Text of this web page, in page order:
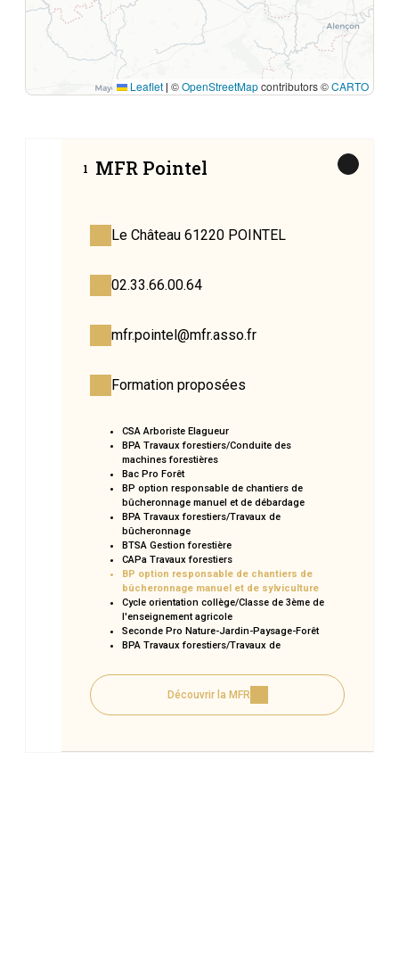
Leaflet ©OpenStreetMapcontributors ©CARTO
1 MFR Pointel
Le Château 61220 POINTEL
02.33.66.00.64
mfr.pointel@mfr.asso.fr
Formation proposées
CSA Arboriste Elagueur
BPA Travaux forestiers/Conduite des
machines forestières
Bac Pro Forêt
BP option responsable de chantiers de
bûcheronnage manuel et de débardage
BPA Travaux forestiers/Travaux de
bûcheronnage
BTSA Gestion forestière
CAPa Travaux forestiers
BP option responsable de chantiers de
bûcheronnage manuel et de sylviculture
Cycle orientation collège/Classe de 3ème de
l'enseignement agricole
Seconde Pro Nature-Jardin-Paysage-Forêt
BPA Travaux forestiers/Travaux de
Module Elagage
Module Bucheronnage
SST Sauveteur secouriste au travail
Module Mécanique Entretien matériel
Découvrir la MFR